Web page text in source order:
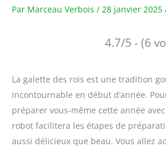
Par Marceau Verbois / 28 janvier 2025
4.7/5 - (6
La galette des rois est une tradition
incontournable en début d’année.
préparer vous-même cette année
robot facilitera les étapes de
aussi délicieux que beau. Vous allez